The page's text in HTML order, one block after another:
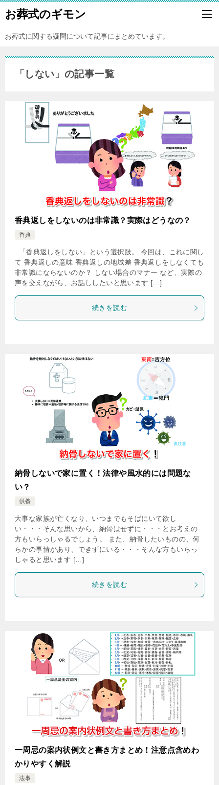
お葬式のギモン
お葬式に関する疑問について記事にまとめています。
「しない」の記事一覧
香典返しをしないのは非常識？実際はどうなの？
香典
「香典返しをしない」という選択肢。 今回は、これに関し
て 香典返しの意味 香典返しの地域差 香典返しをしなくても
非常識にならないのか？ しない場合のマナー など、実際の
声を交えながら、お話ししたいと思います […]
続きを読む
納骨しないで家に置く！法律や風水的には問題な
い？
供養
大事な家族が亡くなり、いつまでもそばにいて欲し
い・・・そんな思いから、納骨はせずに・・・とお考えの
方もいらっしゃるでしょう。 また、納骨したいものの、何
らかの事情があり、できずにいる・・・そんな方もいらっ
しゃると思います […]
続きを読む
一周忌の案内状例文と書き方まとめ！注意点含めわ
かりやすく解説
法事